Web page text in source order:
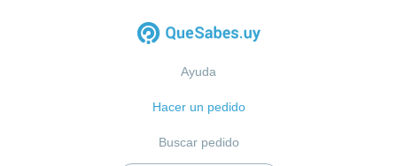
Ayuda
Hacer un pedido
Buscar pedido